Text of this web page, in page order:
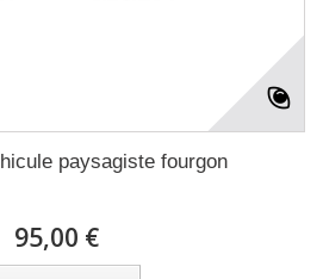
paysagiste fourgon
95,00 €